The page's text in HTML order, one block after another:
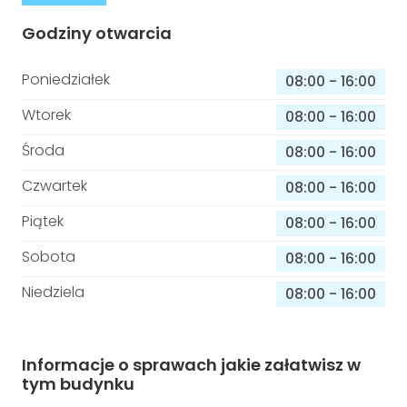
Godziny otwarcia
Poniedziałek 08:00 - 16:00
Wtorek
08:00 - 16:00
Środa
08:00 - 16:00
Czwartek
08:00 - 16:00
Piątek
08:00 - 16:00
Sobota
08:00 - 16:00
Niedziela
08:00 - 16:00
Informacje o sprawach jakie załatwisz w
tym budynku